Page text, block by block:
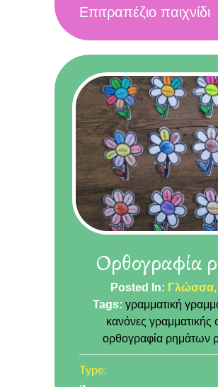
Επιτραπέζιο παιχνίδι
Ορθογραφία
Posted In: Γλώσσα
Tags:γραμματική
κανόνες γραμματικής
ορθογραφία ρημάτων
Type: